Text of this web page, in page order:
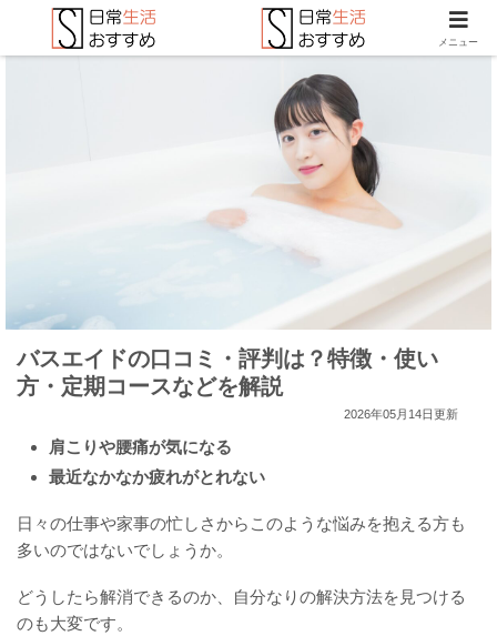
バスエイドの口コミ・評判は？特徴・使い
方・定期コースなどを解説
2026年05月14日更新
肩こりや腰痛が気になる
最近なかなか疲れがとれない
日々の仕事や家事の忙しさからこのような悩みを抱える方も
多いのではないでしょうか。
どうしたら解消できるのか、自分なりの解決方法を見つける
のも大変です。
メニュー